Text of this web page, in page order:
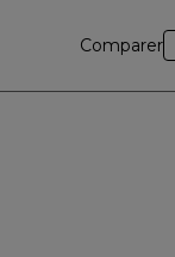
Comparer